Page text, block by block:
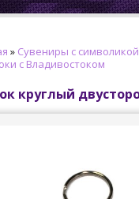
» Сувениры с
с Владивостоком
круглый